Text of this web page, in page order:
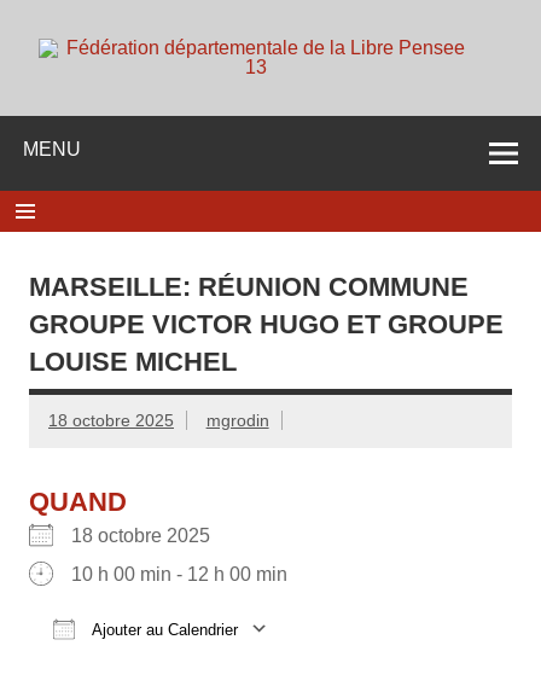
content
dieu ni maitre
MENU
MARSEILLE: RÉUNION COMMUNE
GROUPE VICTOR HUGO ET GROUPE
LOUISE MICHEL
18 octobre 2025 mgrodin
QUAND
18 octobre 2025
10 h 00 min - 12 h 00 min
Ajouter au Calendrier